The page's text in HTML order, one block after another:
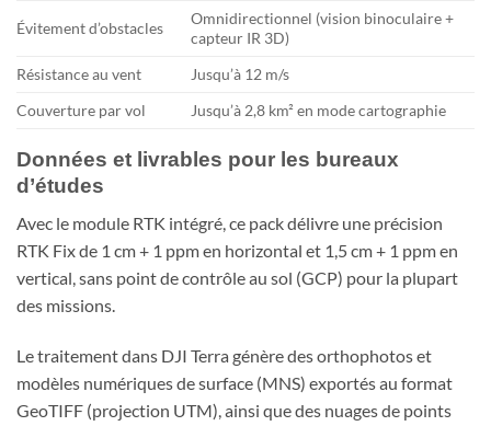
Évitement d’obstacles
Omnidirectionnel (vision binoculaire +
capteur IR 3D)
Résistance au vent
Jusqu’à 12 m/s
Couverture par vol
Jusqu’à 2,8 km² en mode cartographie
Données et livrables pour les bureaux
d’études
Avec le module RTK intégré, ce pack délivre une précision
RTK Fix de 1 cm + 1 ppm en horizontal et 1,5 cm + 1 ppm en
vertical, sans point de contrôle au sol (GCP) pour la plupart
des missions.
Le traitement dans DJI Terra génère des orthophotos et
modèles numériques de surface (MNS) exportés au format
GeoTIFF (projection UTM), ainsi que des nuages de points